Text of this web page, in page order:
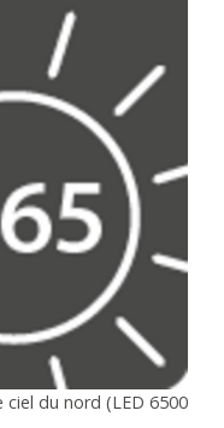
du nord (LED 6500